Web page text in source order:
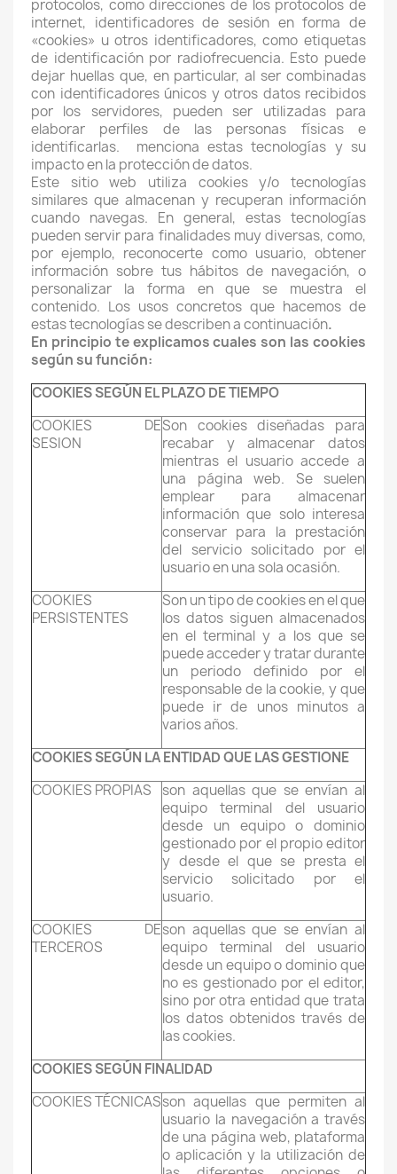
protocolos, como direcciones de los protocolos de
internet, identificadores de sesión en forma de
«cookies» u otros identificadores, como etiquetas
de identificación por radiofrecuencia. Esto puede
dejar huellas que, en particular, al ser combinadas
con identificadores únicos y otros datos recibidos
por los servidores, pueden ser utilizadas para
elaborar perfiles de las personas físicas e
identificarlas. menciona estas tecnologías y su
impacto en la protección de datos.
Este sitio web utiliza cookies y/o tecnologías
similares que almacenan y recuperan información
cuando navegas. En general, estas tecnologías
pueden servir para finalidades muy diversas, como,
por ejemplo, reconocerte como usuario, obtener
información sobre tus hábitos de navegación, o
personalizar la forma en que se muestra el
contenido. Los usos concretos que hacemos de
estas tecnologías se describen a continuación.
En principio te explicamos cuales son las cookies
según su función:
COOKIES SEGÚN EL PLAZO DE TIEMPO
COOKIES DE
SESION
Son cookies diseñadas para
recabar y almacenar datos
mientras el usuario accede a
una página web. Se suelen
emplear para almacenar
información que solo interesa
conservar para la prestación
del servicio solicitado por el
usuario en una sola ocasión.
COOKIES
PERSISTENTES
Son un tipo de cookies en el que
los datos siguen almacenados
en el terminal y a los que se
puede acceder y tratar durante
un periodo definido por el
responsable de la cookie, y que
puede ir de unos minutos a
varios años.
COOKIES SEGÚN LA ENTIDAD QUE LAS GESTIONE
COOKIES PROPIAS
son aquellas que se envían al
equipo terminal del usuario
desde un equipo o dominio
gestionado por el propio editor
y desde el que se presta el
servicio solicitado por el
usuario.
COOKIES DE
TERCEROS
son aquellas que se envían al
equipo terminal del usuario
desde un equipo o dominio que
no es gestionado por el editor,
sino por otra entidad que trata
los datos obtenidos través de
las cookies.
COOKIES SEGÚN FINALIDAD
COOKIES TÉCNICASson aquellas que permiten al
usuario la navegación a través
de una página web, plataforma
o aplicación y la utilización de